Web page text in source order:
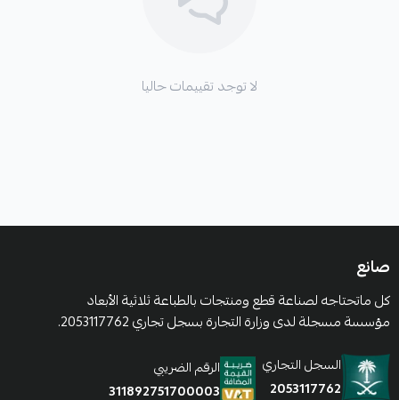
لا توجد تقييمات حاليا
صانع
كل ماتحتاجه لصناعة قطع ومنتجات بالطباعة ثلاثية الأبعاد
مؤسسة مسجلة لدى وزارة التجارة بسجل تجاري 2053117762.
السجل التجاري
2053117762
الرقم الضريبي
311892751700003